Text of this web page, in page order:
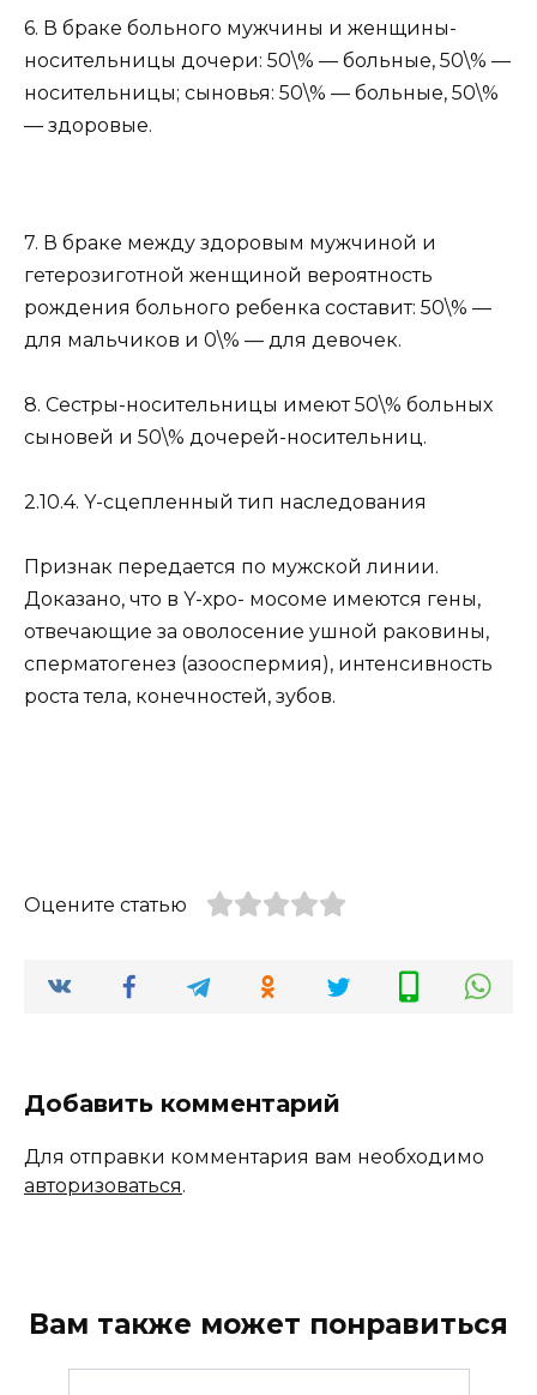
6. В браке больного мужчины и женщины-
носительницы дочери: 50\% — больные, 50\% —
носительницы; сыновья: 50\% — больные, 50\%
— здоровые.
7. В браке между здоровым мужчиной и
гетерозиготной женщиной вероятность
рождения больного ребенка составит: 50\% —
для мальчиков и 0\% — для девочек.
8. Сестры-носительницы имеют 50\% больных
сыновей и 50\% дочерей-носительниц.
2.10.4. Y-сцепленный тип наследования
Признак передается по мужской линии.
Доказано, что в Y-хро- мосоме имеются гены,
отвечающие за оволосение ушной раковины,
сперматогенез (азооспермия), интенсивность
роста тела, конечностей, зубов.
Оцените статью
Добавить комментарий
Для отправки комментария вам необходимо
авторизоваться.
Вам также может понравиться